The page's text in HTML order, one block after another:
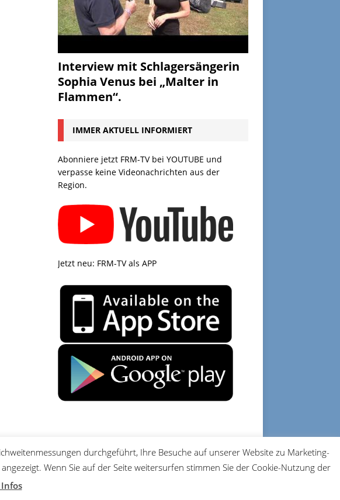
Interview mit Schlagersängerin
Sophia Venus bei „Malter in
Flammen“.
IMMER AKTUELL INFORMIERT
Abonniere jetzt FRM-TV bei YOUTUBE und
verpasse keine Videonachrichten aus der
Region.
Jetzt neu: FRM-TV als APP
DATENSCHUTZ IMPRESSUM
durchgeführt, Ihre Besuche auf unserer Website zu Marketing-
Wenn Sie auf der Seite weitersurfen stimmen Sie der Cookie-Nutzung der